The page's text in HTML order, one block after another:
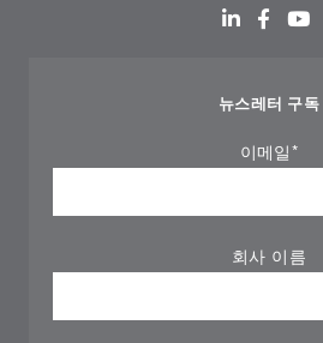
뉴스레터 구독
이메일*
회사 이름